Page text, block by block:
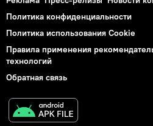
Политика конфиденциальности
Политика использования Cookie
Правила применения
технологий
Обратная связь